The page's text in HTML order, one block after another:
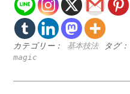
カテゴリー： 基本技法 タグ：
magic